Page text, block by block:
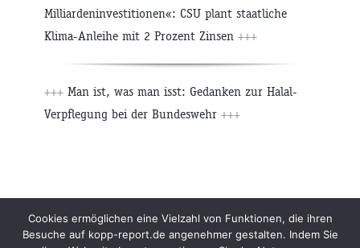
Milliardeninvestitionen«: CSU plant staatliche
Klima-Anleihe mit 2 Prozent Zinsen +++
+++ Man ist, was man isst: Gedanken zur Halal-
Verpflegung bei der Bundeswehr +++
Beiträge Archiv Impressum
Newsletter
Kopp Verlag
Datenschutzerklärung
Cookies ermöglichen eine Vielzahl von Funktionen, die ihren
Besuche auf kopp-report.de angenehmer gestalten. Indem Sie